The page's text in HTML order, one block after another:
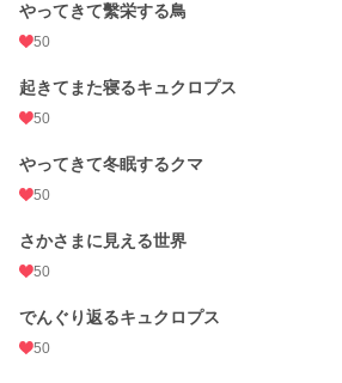
やってきて繫栄する鳥
50
起きてまた寝るキュクロプス
50
やってきて冬眠するクマ
50
さかさまに見える世界
50
でんぐり返るキュクロプス
50